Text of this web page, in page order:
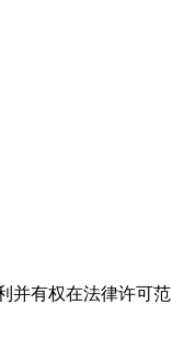
有权在法律许可